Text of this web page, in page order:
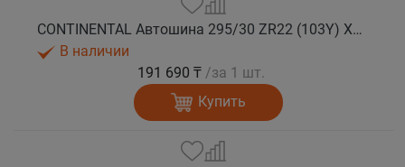
CONTINENTAL Автошина 295/30 ZR22 (103Y) XL FR SportContact 7 лето
В наличии
191 690 ₸ /за 1 шт.
Купить